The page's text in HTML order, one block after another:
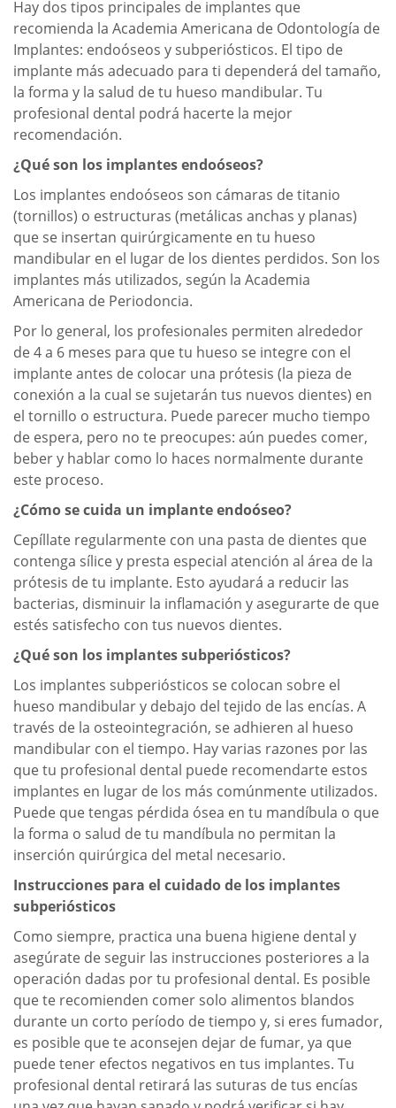
Hay dos tipos principales de implantes que
recomienda la Academia Americana de Odontología de
Implantes: endoóseos y subperiósticos. El tipo de
implante más adecuado para ti dependerá del tamaño,
la forma y la salud de tu hueso mandibular. Tu
profesional dental podrá hacerte la mejor
recomendación.
¿Qué son los implantes endoóseos?
Los implantes endoóseos son cámaras de titanio
(tornillos) o estructuras (metálicas anchas y planas)
que se insertan quirúrgicamente en tu hueso
mandibular en el lugar de los dientes perdidos. Son los
implantes más utilizados, según la Academia
Americana de Periodoncia.
Por lo general, los profesionales permiten alrededor
de 4 a 6 meses para que tu hueso se integre con el
implante antes de colocar una prótesis (la pieza de
conexión a la cual se sujetarán tus nuevos dientes) en
el tornillo o estructura. Puede parecer mucho tiempo
de espera, pero no te preocupes: aún puedes comer,
beber y hablar como lo haces normalmente durante
este proceso.
¿Cómo se cuida un implante endoóseo?
Cepíllate regularmente con una pasta de dientes que
contenga sílice y presta especial atención al área de la
prótesis de tu implante. Esto ayudará a reducir las
bacterias, disminuir la inflamación y asegurarte de que
estés satisfecho con tus nuevos dientes.
¿Qué son los implantes subperiósticos?
Los implantes subperiósticos se colocan sobre el
hueso mandibular y debajo del tejido de las encías. A
través de la osteointegración, se adhieren al hueso
mandibular con el tiempo. Hay varias razones por las
que tu profesional dental puede recomendarte estos
implantes en lugar de los más comúnmente utilizados.
Puede que tengas pérdida ósea en tu mandíbula o que
la forma o salud de tu mandíbula no permitan la
inserción quirúrgica del metal necesario.
Instrucciones para el cuidado de los implantes
subperiósticos
Como siempre, practica una buena higiene dental y
asegúrate de seguir las instrucciones posteriores a la
operación dadas por tu profesional dental. Es posible
que te recomienden comer solo alimentos blandos
durante un corto período de tiempo y, si eres fumador,
es posible que te aconsejen dejar de fumar, ya que
puede tener efectos negativos en tus implantes. Tu
profesional dental retirará las suturas de tus encías